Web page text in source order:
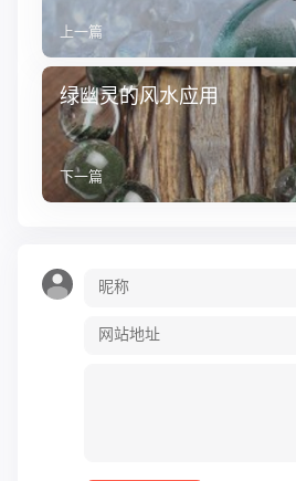
上一篇
绿幽灵的风水应用
下一篇